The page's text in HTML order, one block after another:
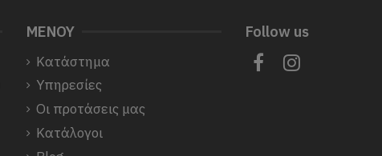
ΜΕΝΟΥ
Κατάστημα
Υπηρεσίες
Οι προτάσεις μας
Κατάλογοι
Follow us